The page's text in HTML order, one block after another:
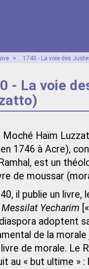
> 1740 - La voie des
- La voie
Moché Haïm
1746 à Acre),
est un
de moussar
il publie un
Messilat Yecharim
adoptent
de la
livre de morale. Le
au « but ultime »